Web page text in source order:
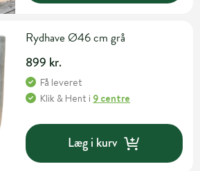
Rydhave Ø46 cm grå
899 kr.
Få leveret
Klik & Hent i 9 centre
Læg i kurv